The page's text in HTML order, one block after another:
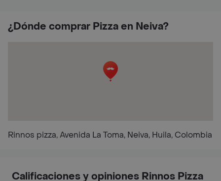
¿Dónde comprar Pizza en Neiva?
Rinnos pizza, Avenida La Toma, Neiva, Huila, Colombia
Calificaciones y opiniones Rinnos Pizza